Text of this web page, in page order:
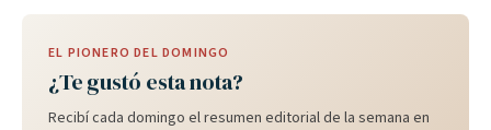
EL PIONERO DEL DOMINGO
¿Te gustó esta nota?
Recibí cada domingo el resumen editorial de la semana en